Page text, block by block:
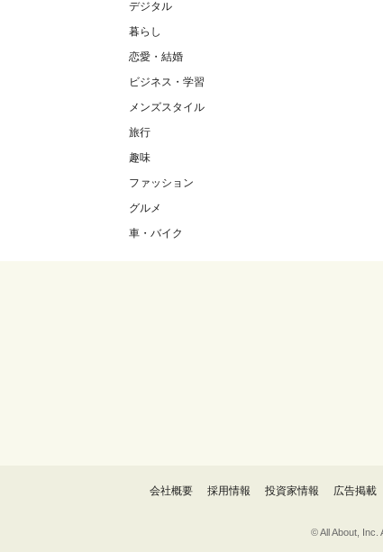
デジタル
暮らし
恋愛・結婚
ビジネス・学習
メンズスタイル
旅行
趣味
ファッション
グルメ
車・バイク
会社概要 採用情報 投資家情報 広告掲載
© All About, Inc.